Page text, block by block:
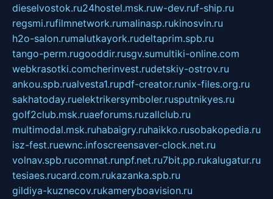
dieselvostok.ru24hostel.msk.ruw-dev.ruf-ship.ru
regsmi.rufilmnetwork.rumalinasp.rukinosvin.ru
h2o-salon.rumalutkayork.rudeltaprim.spb.ru
tango-perm.rugooddir.rusgv.sumultiki-online.com
webkrasotki.comcherinvest.rudetskiy-ostrov.ru
ankou.spb.rualvesta1.rupdf-creator.runix-files.org.ru
sakhatoday.ruelektrikersymboler.rusputnikyes.ru
golf2club.msk.ruaeforums.ruzallclub.ru
multimodal.msk.ruhabaigry.ruhaikko.rusobakopedia.ru
isz-fest.ruewnc.infoscreensaver-clock.net.ru
volnav.spb.rucomnat.runpf.net.ru7bit.pp.rukalugatur.ru
tesiaes.rucard.com.rukazanka.spb.ru
gildiya-kuznecov.rukameryboavision.ru